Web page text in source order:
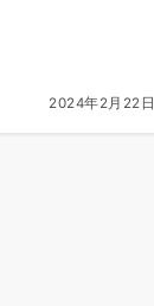
2024年2月22日